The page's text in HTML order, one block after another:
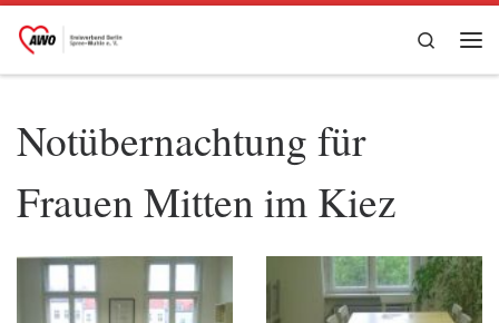
Zum Inhalt springen
Search
Notübernachtung für
Frauen Mitten im Kiez